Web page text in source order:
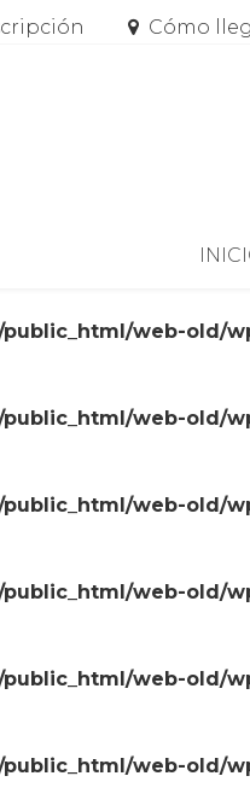
Cómo
web-old/
web-old/
web-old/
web-old/
web-old/
web-old/